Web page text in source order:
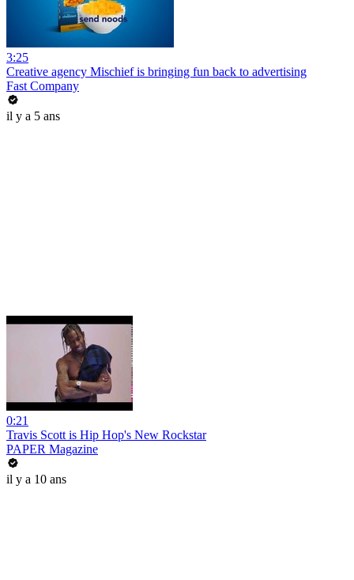
3:25
Creative agency Mischief is bringing fun back to advertising
Fast Company
il y a 5 ans
0:21
Travis Scott is Hip Hop's New Rockstar
PAPER Magazine
il y a 10 ans